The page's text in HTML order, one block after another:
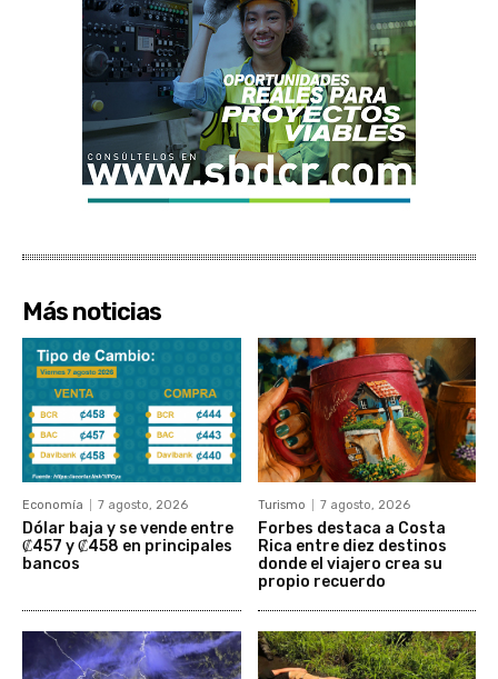
Más noticias
Economía 7 agosto, 2026
Dólar baja y se vende entre
₡457 y ₡458 en principales
bancos
Turismo 7 agosto, 2026
Forbes destaca a Costa
Rica entre diez destinos
donde el viajero crea su
propio recuerdo